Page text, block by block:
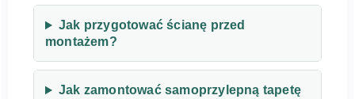
Jak przygotować ścianę przed
montażem?
Jak zamontować samoprzylepną tapetę